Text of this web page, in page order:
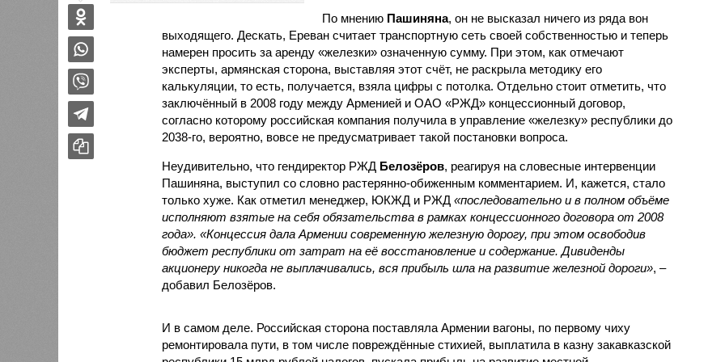
По мнению Пашиняна, он не высказал ничего из ряда вон
выходящего. Дескать, Ереван считает транспортную сеть своей собственностью и теперь
намерен просить за аренду «железки» означенную сумму. При этом, как отмечают
эксперты, армянская сторона, выставляя этот счёт, не раскрыла методику его
калькуляции, то есть, получается, взяла цифры с потолка. Отдельно стоит отметить, что
заключённый в 2008 году между Арменией и ОАО «РЖД» концессионный договор,
согласно которому российская компания получила в управление «железку» республики до
2038-го, вероятно, вовсе не предусматривает такой постановки вопроса.
Неудивительно, что гендиректор РЖД Белозёров, реагируя на словесные интервенции
Пашиняна, выступил со словно растерянно-обиженным комментарием. И, кажется, стало
только хуже. Как отметил менеджер, ЮКЖД и РЖД «последовательно и в полном объёме
исполняют взятые на себя обязательства в рамках концессионного договора от 2008
года». «Концессия дала Армении современную железную дорогу, при этом освободив
бюджет республики от затрат на её восстановление и содержание. Дивиденды
акционеру никогда не выплачивались, вся прибыль шла на развитие железной дороги», –
добавил Белозёров.
И в самом деле. Российская сторона поставляла Армении вагоны, по первому чиху
ремонтировала пути, в том числе повреждённые стихией, выплатила в казну закавказской